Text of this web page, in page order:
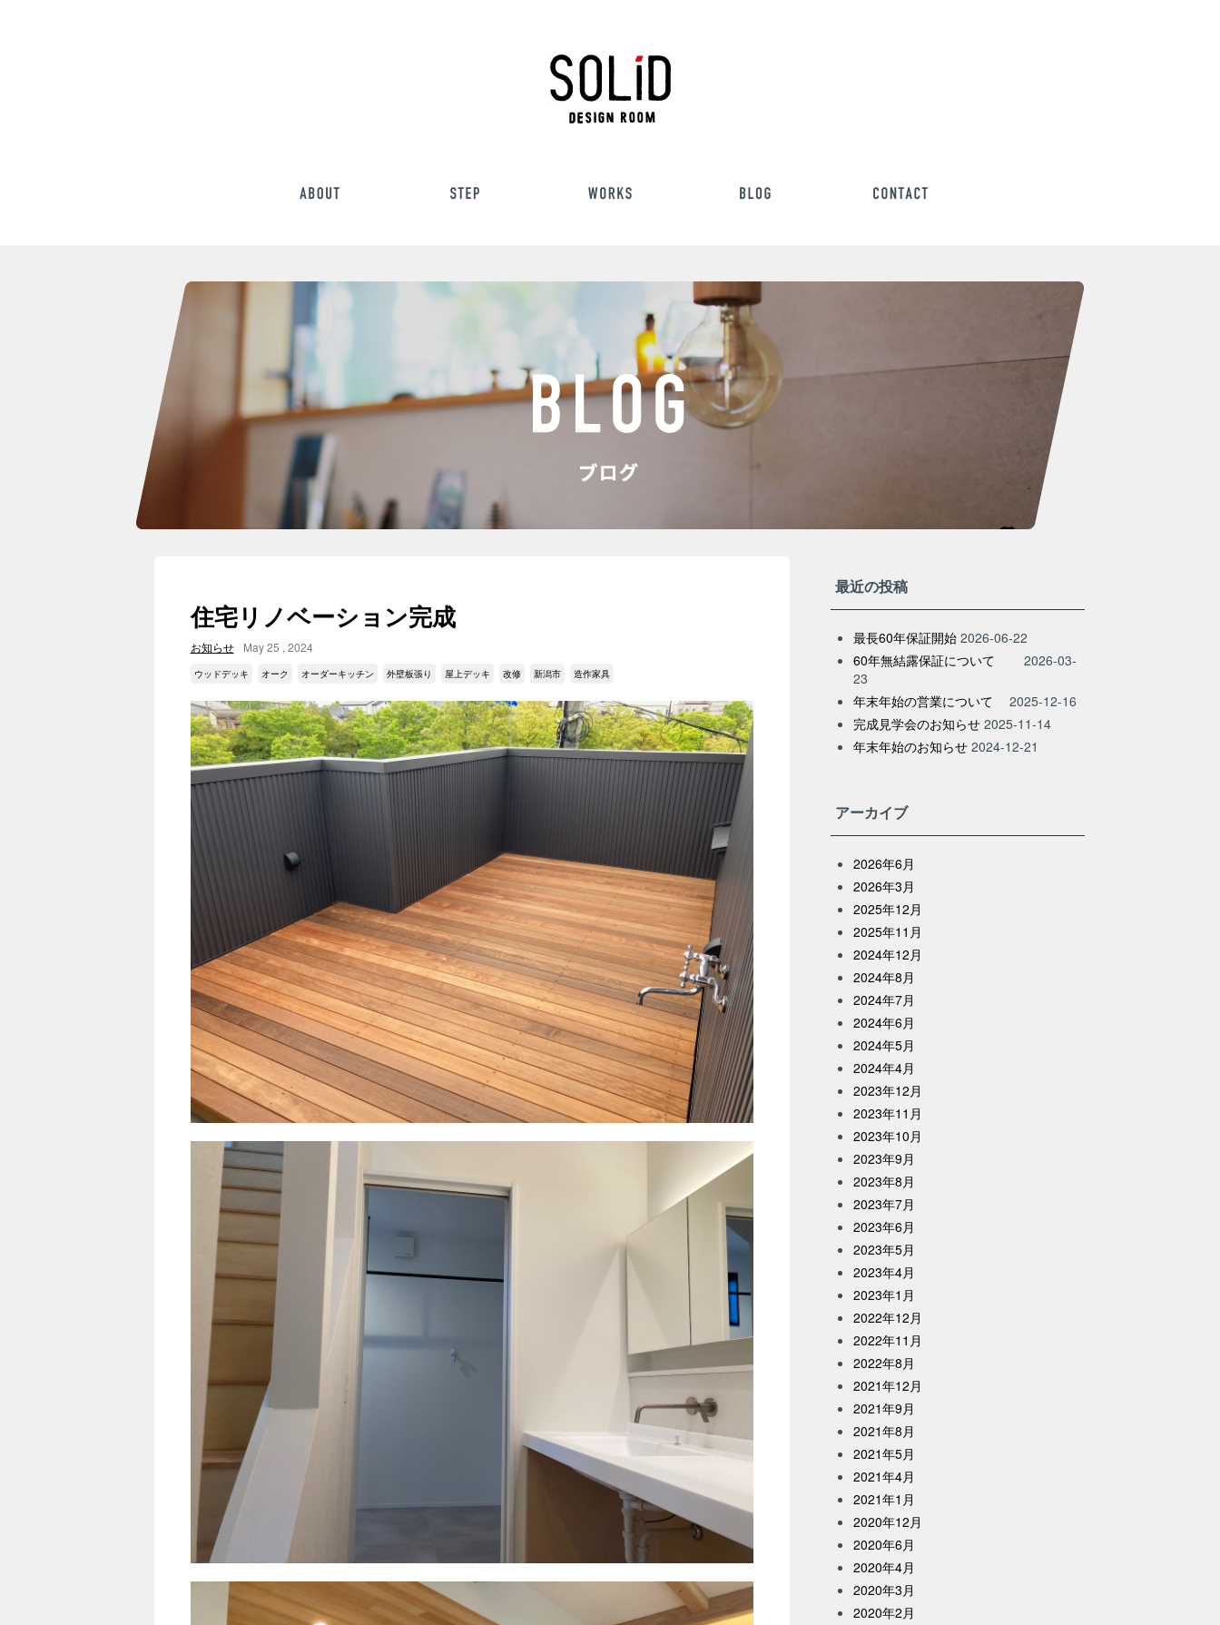
住宅リノベーション完成
お知らせ May 25 , 2024
ウッドデッキ オーク オーダーキッチン 外壁板張り 屋上デッキ 改修 新潟市 造作家具
最近の投稿
最長60年保証開始 2026-06-22
60年無結露保証について
2026-03-
23
年末年始の営業について
2025-12-16
完成見学会のお知らせ 2025-11-14
年末年始のお知らせ 2024-12-21
アーカイブ
2026年6月
2026年3月
2025年12月
2025年11月
2024年12月
2024年8月
2024年7月
2024年6月
2024年5月
2024年4月
2023年12月
2023年11月
2023年10月
2023年9月
2023年8月
2023年7月
2023年6月
2023年5月
2023年4月
2023年1月
2022年12月
2022年11月
2022年8月
2021年12月
2021年9月
2021年8月
2021年5月
2021年4月
2021年1月
2020年12月
2020年6月
2020年4月
2020年3月
2020年2月